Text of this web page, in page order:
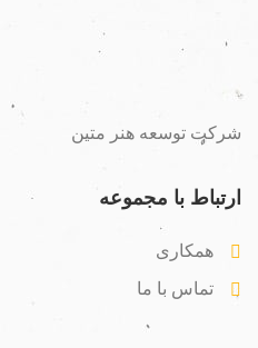
شرکت توسعه هنر متین
ارتباط با مجموعه
همکاری
تماس با ما